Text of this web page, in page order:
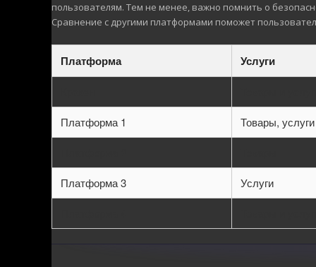
пользователям. Тем не менее, важно помнить о
Сравнение с другими платформами поможет
Платформа Услуги
Платформа 1 Товары, услуги
Платформа 3 Услуги